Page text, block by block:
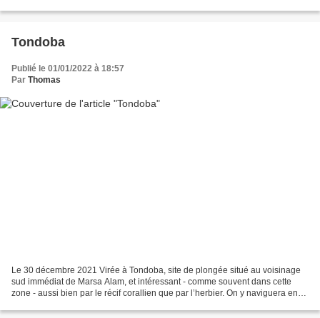
Tondoba
Publié le 01/01/2022 à 18:57
Par Thomas
Le 30 décembre 2021 Virée à Tondoba, site de plongée situé au voisinage
sud immédiat de Marsa Alam, et intéressant - comme souvent dans cette
zone - aussi bien par le récif corallien que par l’herbier. On y naviguera en